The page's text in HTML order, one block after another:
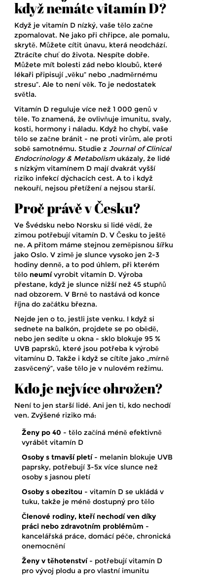
když nemáte vitamín D?
Když je vitamín D nízký, vaše tělo začne
zpomalovat. Ne jako při chřipce, ale pomalu,
skrytě. Můžete cítit únavu, která neodchází.
Ztrácíte chuť do života. Nespíte dobře.
Můžete mít bolesti zád nebo kloubů, které
lékaři připisují „věku“ nebo „nadměrnému
stresu“. Ale to není věk. To je nedostatek
světla.
Vitamín D reguluje více než 1 000 genů v
těle. To znamená, že ovlivňuje imunitu, svaly,
kosti, hormony i náladu. Když ho chybí, vaše
tělo se začne bránit - ne proti virům, ale proti
sobě samotnému. Studie z Journal of Clinical
Endocrinology & Metabolismukázaly, že lidé
s nízkým vitamínem D mají dvakrát vyšší
riziko infekcí dýchacích cest. A to i když
nekouří, nejsou přetížení a nejsou starší.
Proč právě v Česku?
Ve Švédsku nebo Norsku si lidé vědí, že
zimou potřebují vitamín D. V Česku to ještě
ne. A přitom máme stejnou zeměpisnou šířku
jako Oslo. V zimě je slunce vysoko jen 2-3
hodiny denně, a to pod úhlem, při kterém
tělo neumívyrobit vitamín D. Výroba
přestane, když je slunce nižší než 45 stupňů
nad obzorem. V Brně to nastává od konce
října do začátku března.
Nejde jen o to, jestli jste venku. I když si
sednete na balkón, projdete se po obědě,
nebo jen sedíte u okna - sklo blokuje 95 %
UVB paprsků, které jsou potřeba k výrobě
vitamínu D. Takže i když se cítíte jako „mírně
zasvěcený“, vaše tělo je v nulovém režimu.
Kdo je nejvíce ohrožen?
Není to jen starší lidé. Ani jen ti, kdo nechodí
ven. Zvýšené riziko má:
Ženy po 40 - tělo začíná méně efektivně
vyrábět vitamín D
Osoby s tmavší pletí- melanin blokuje UVB
paprsky, potřebují 3-5x více slunce než
osoby s jasnou pletí
Osoby s obezitou - vitamín D se ukládá v
tuku, takže je méně dostupný pro tělo
Členové rodiny, kteří nechodí ven díky
práci nebo zdravotním problémům -
kancelářská práce, domácí péče, chronická
onemocnění
Ženy v těhotenství- potřebují vitamín D
pro vývoj plodu a pro vlastní imunitu